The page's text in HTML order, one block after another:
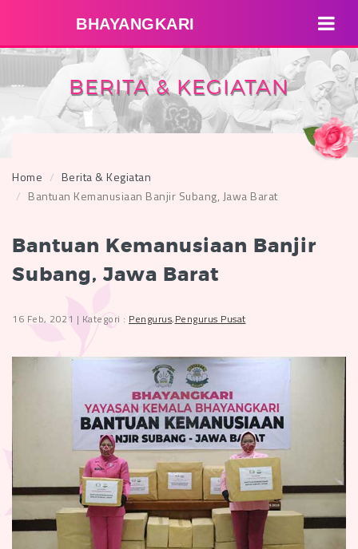
BHAYANGKARI
BERITA & KEGIATAN
Home
Berita & Kegiatan
Bantuan Kemanusiaan Banjir Subang, Jawa Barat
Bantuan Kemanusiaan Banjir
Subang, Jawa Barat
16 Feb, 2021 | Kategori : Pengurus,Pengurus Pusat